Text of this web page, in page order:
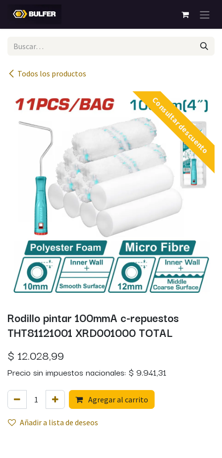
Todos los productos
Consultar descuento
Rodillo pintar 100mmA c-repuestos
THT81121001 XRD001000 TOTAL
$ 12.028,99
Precio sin impuestos nacionales: $ 9.941,31
Agregar al carrito
Añadir a lista de deseos